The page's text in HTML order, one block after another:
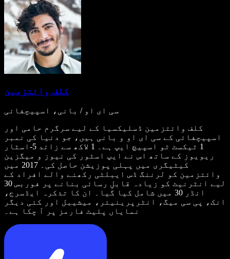
کلف وائتزمین
سی ای او / بانی، اسپیچفائی
کلف وائتزمین ڈسلیکسیا کے لیے سرگرم حامی اور
اسپیچفائی کے سی ای او و بانی ہیں، جو دنیا کی نمبر
1 ٹیکسٹ ٹو اسپیچ ایپ ہے۔ 1 لاکھ سے زائد 5-اسٹار
ریویوز کے ساتھ اس نے ایپ اسٹور کی نیوز و میگزین
کیٹیگری میں پہلی پوزیشن حاصل کی۔ 2017 میں
وائتزمین کو لرننگ ڈس ایبلٹی رکھنے والے افراد کے
لیے انٹرنیٹ کو زیادہ قابلِ رسائی بنانے پر فوربس 30
انڈر 30 میں شامل کیا گیا۔ ان کا تذکرہ ایڈسرج،
انک، پی سی میگ، انٹرپرینیئر، میشیبل اور کئی دیگر
نمایاں پلیٹ فارمز پر آ چکا ہے۔